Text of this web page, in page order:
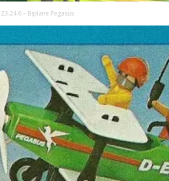
Click
– Biplane Pegasus